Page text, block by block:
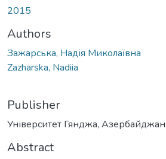
2015
Authors
Зажарська, Надія Миколаївна
Zazharska, Nadiia
Publisher
Університет Гянджа, Азербайджан
Abstract